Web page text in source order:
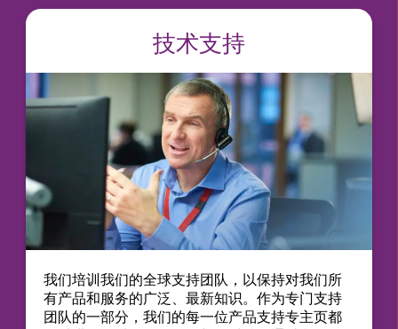
技术支持
我们培训我们的全球支持团队，以保持对我们所
有产品和服务的广泛、最新知识。作为专门支持
团队的一部分，我们的每一位产品支持专主页都